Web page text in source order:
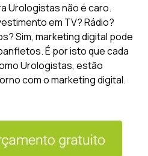
Urologistas não é caro.
em TV? Rádio?
Sim, marketing digital pode
É por isto que cada
Urologistas, estão
com o marketing digital.